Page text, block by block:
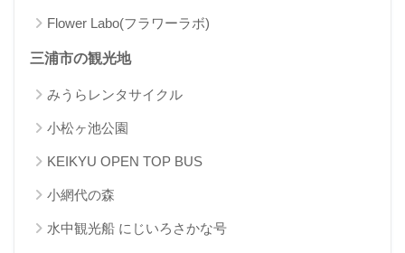
Flower Labo(フラワーラボ)
三浦市の観光地
みうらレンタサイクル
小松ヶ池公園
KEIKYU OPEN TOP BUS
小網代の森
水中観光船 にじいろさかな号